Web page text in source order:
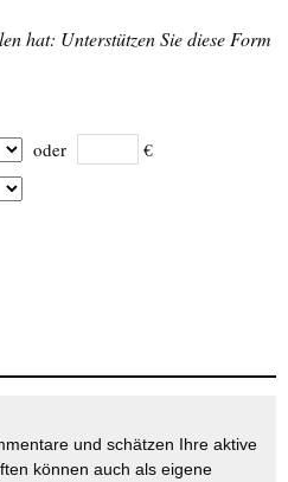
hat: Unterstützen Sie diese Form
oder €
und schätzen Ihre aktive
können auch als eigene